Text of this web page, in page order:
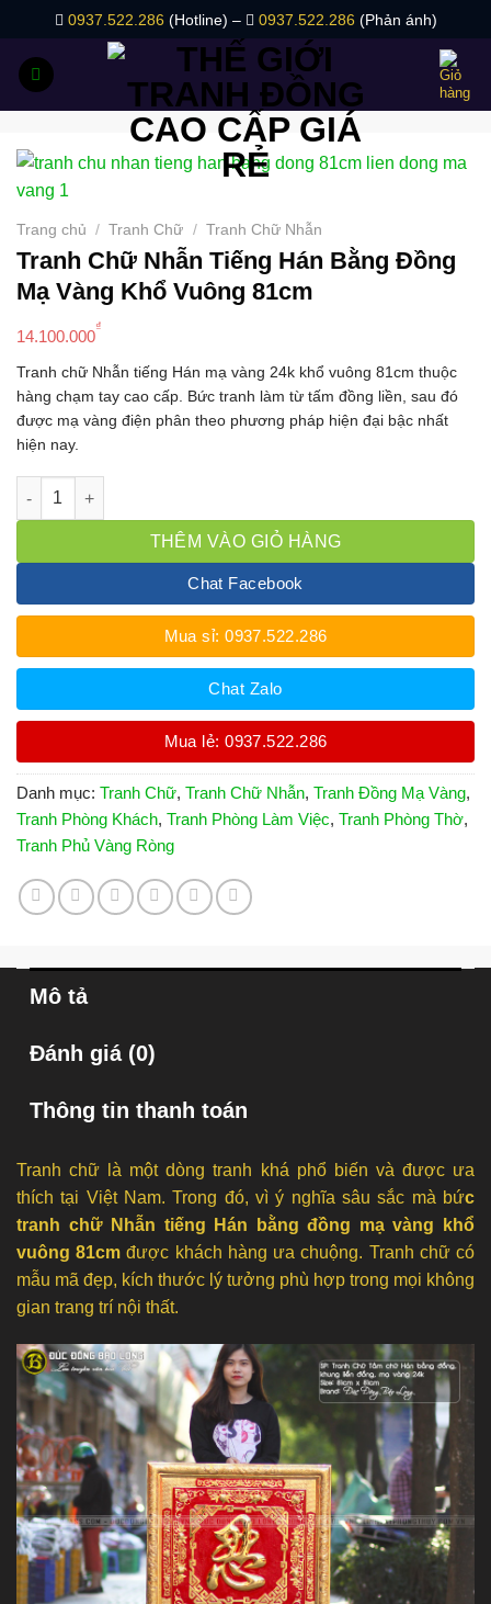
nội
dung
0937.522.286 (Hotline) – 0937.522.286 (Phản ánh)
Trang chủ / Tranh Chữ / Tranh Chữ Nhẫn
Tranh Chữ Nhẫn Tiếng Hán Bằng Đồng
Mạ Vàng Khổ Vuông 81cm
14.100.000
₫
Tranh chữ Nhẫn tiếng Hán mạ vàng 24k khổ vuông 81cm thuộc
hàng chạm tay cao cấp. Bức tranh làm từ tấm đồng liền, sau đó
được mạ vàng điện phân theo phương pháp hiện đại bậc nhất
hiện nay.
Tranh Chữ Nhẫn Tiếng Hán Bằng Đồng Mạ Vàng Khổ Vuông
THÊM VÀO GIỎ HÀNG
Chat Facebook
Mua sỉ: 0937.522.286
Chat Zalo
Mua lẻ: 0937.522.286
Danh mục: Tranh Chữ, Tranh Chữ Nhẫn, Tranh Đồng Mạ Vàng,
Tranh Phòng Khách, Tranh Phòng Làm Việc, Tranh Phòng Thờ,
Tranh Phủ Vàng Ròng
Mô tả
Đánh giá (0)
Thông tin thanh toán
Tranh chữ là một dòng tranh khá phổ biến và được ưa
thích tại Việt Nam. Trong đó, vì ý nghĩa sâu sắc mà bức
tranh chữ Nhẫn tiếng Hán bằng đồng mạ vàng khổ
vuông 81cm được khách hàng ưa chuộng. Tranh chữ có
mẫu mã đẹp, kích thước lý tưởng phù hợp trong mọi không
gian trang trí nội thất.